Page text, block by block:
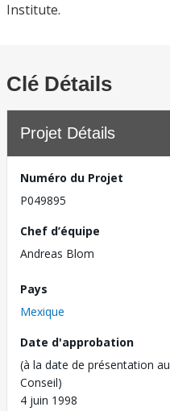
Institute.
Clé Détails
Projet Détails
Numéro du Projet
P049895
Chef d’équipe
Andreas Blom
Pays
Mexique
Date d'approbation
(à la date de présentation au
Conseil)
4 juin 1998